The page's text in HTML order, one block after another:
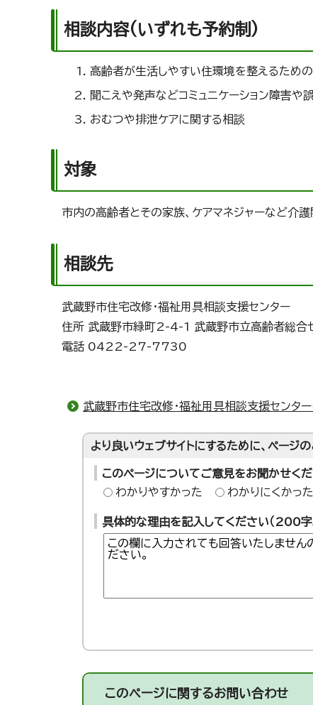
相談内容(いずれも予約制)
高齢者が生活しやすい住環境を整えるため
聞こえや発声などコミュニケーション障害や
おむつや排泄ケアに関する相談
対象
市内の高齢者とその家族、ケアマネジャーなど介
相談先
武蔵野市住宅改修・福祉用具相談支援センター
住所 武蔵野市緑町2-4-1 武蔵野市立高齢者総合
電話 0422-27-7730
武蔵野市住宅改修・福祉用具相談支援センター
より良いウェブサイトにするために、ページ
このページについてご意見をお聞かせく
わかりやすかった
わかりにくかった
具体的な理由を記入してください（200字
このページに関するお問い合わせ